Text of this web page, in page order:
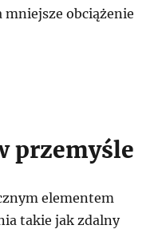
mniejsze obciążenie
przemyśle
elementem
takie jak zdalny